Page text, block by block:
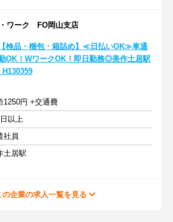
ワーク FO岡山支店
【検品・梱包・箱詰め】≪日払いOK≫車通
OK！WワークOK！即日勤務◎美作土居駅
_H130359
1250円 +交通費
以上
社員
土居駅
の企業の求人一覧を見る